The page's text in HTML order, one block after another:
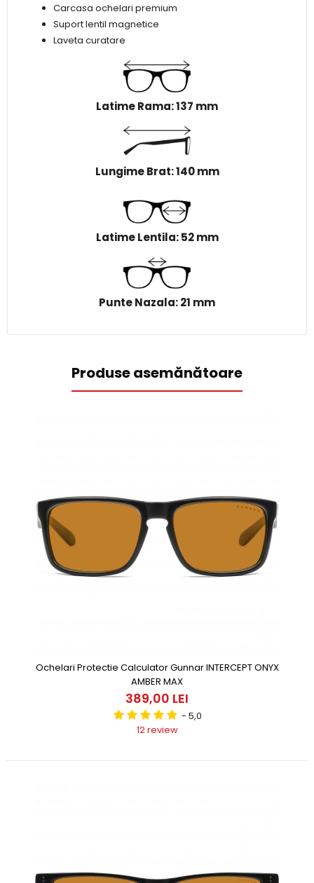
Carcasa ochelari premium
Suport lentil magnetice
Laveta curatare
Latime Rama: 137 mm
Lungime Brat: 140 mm
Latime Lentila: 52 mm
Punte Nazala: 21 mm
Produse asemănătoare
Ochelari Protectie Calculator Gunnar INTERCEPT ONYX
AMBER MAX
389,00 LEI
- 5,0
12 review